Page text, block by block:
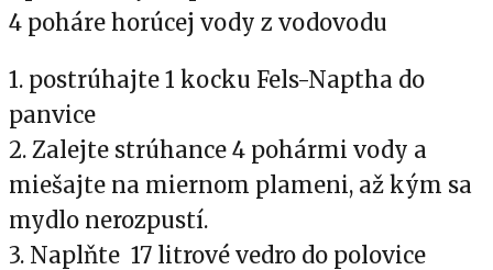
4 poháre horúcej vody z vodovodu
1. postrúhajte 1 kocku Fels-Naptha do
panvice
2. Zalejte strúhance 4 pohármi vody a
miešajte na miernom plameni, až kým sa
mydlo nerozpustí.
3. Naplňte 17 litrové vedro do polovice